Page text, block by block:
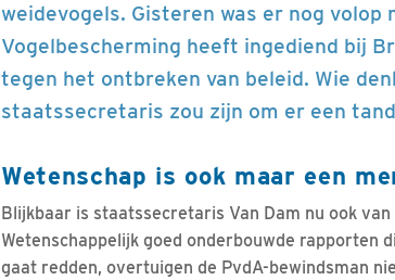
weidevogels. Gisteren was er nog
Vogelbescherming heeft ingediend bij
tegen het ontbreken van beleid. Wie
staatssecretaris zou zijn om er een
Wetenschap is ook maar een
Blijkbaar is staatssecretaris Van Dam nu ook
Wetenschappelijk goed onderbouwde rapporten
gaat redden, overtuigen de PvdA-bewindsman